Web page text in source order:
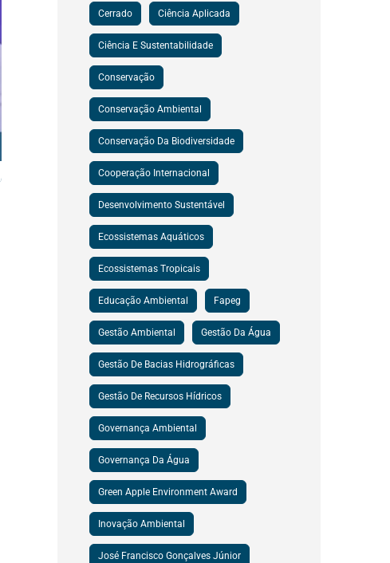
Cerrado Ciência Aplicada
Ciência E Sustentabilidade
Conservação
Conservação Ambiental
Conservação Da Biodiversidade
Cooperação Internacional
Desenvolvimento Sustentável
Ecossistemas Aquáticos
Ecossistemas Tropicais
Educação Ambiental Fapeg
Gestão Ambiental Gestão Da Água
Gestão De Bacias Hidrográficas
Gestão De Recursos Hídricos
Governança Ambiental
Governança Da Água
Green Apple Environment Award
Inovação Ambiental
José Francisco Gonçalves Júnior